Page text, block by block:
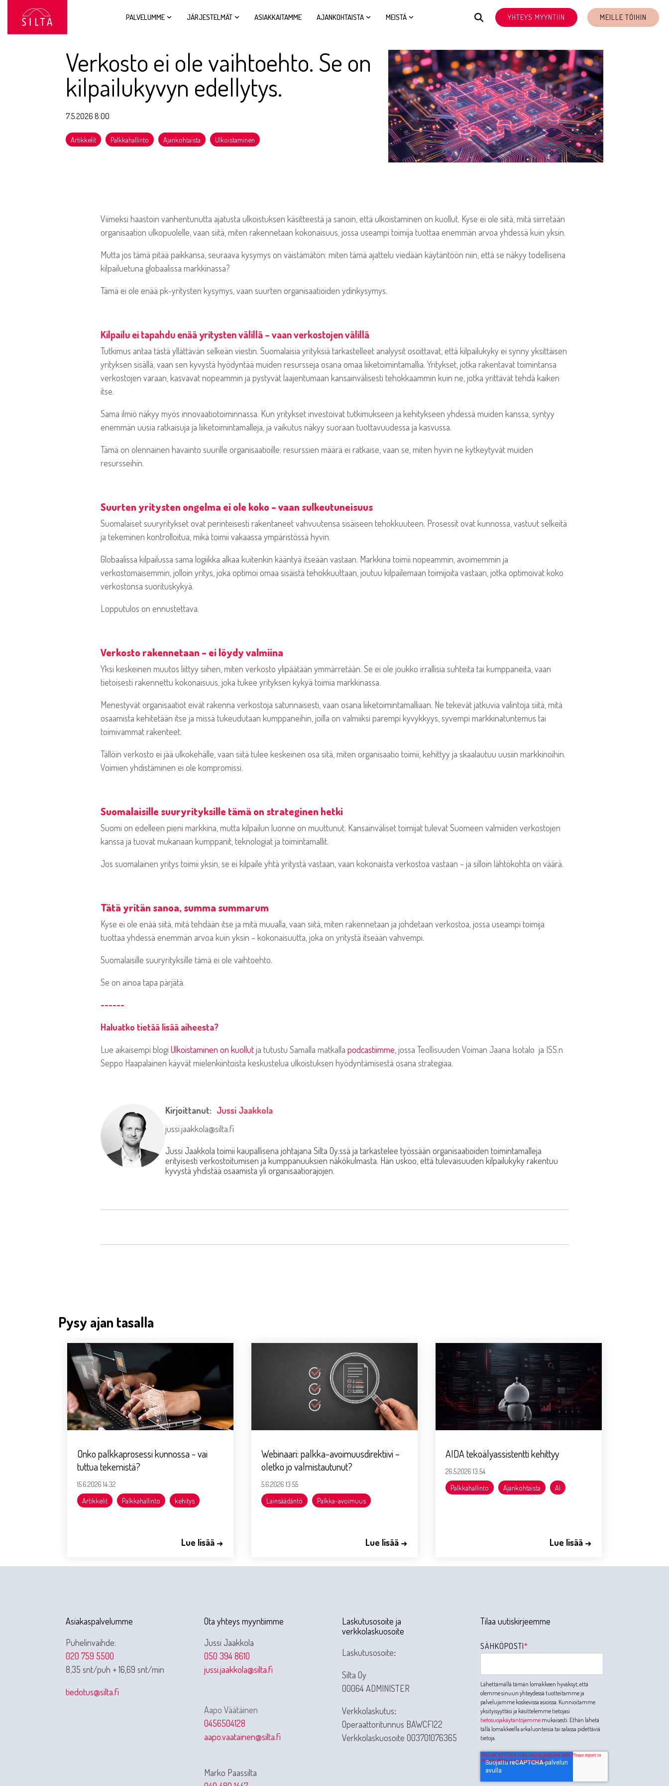
sisältöön.
PALVELUMME JÄRJESTELMÄT ASIAKKAITAMME AJANKOHTAISTA MEISTÄ YHTEYS MYYNTIIN MEILLE TÖIHIN
Verkosto ei ole vaihtoehto. Se on
kilpailukyvyn edellytys.
7.5.2026 8:00
Artikkelit Palkkahallinto Ajankohtaista Ulkoistaminen
Viimeksi haastoin vanhentunutta ajatusta ulkoistuksen käsitteestä ja sanoin, että ulkoistaminen on kuollut. Kyse ei ole siitä, mitä siirretään
organisaation ulkopuolelle, vaan siitä, miten rakennetaan kokonaisuus, jossa useampi toimija tuottaa enemmän arvoa yhdessä kuin yksin.
Mutta jos tämä pitää paikkansa, seuraava kysymys on väistämätön: miten tämä ajattelu viedään käytäntöön niin, että se näkyy todellisena
kilpailuetuna globaalissa markkinassa?
Tämä ei ole enää pk-yritysten kysymys, vaan suurten organisaatioiden ydinkysymys.
Kilpailu ei tapahdu enää yritysten välillä – vaan verkostojen välillä
Tutkimus antaa tästä yllättävän selkeän viestin. Suomalaisia yrityksiä tarkastelleet analyysit osoittavat, että kilpailukyky ei synny yksittäisen
yrityksen sisällä, vaan sen kyvystä hyödyntää muiden resursseja osana omaa liiketoimintamallia. Yritykset, jotka rakentavat toimintansa
verkostojen varaan, kasvavat nopeammin ja pystyvät laajentumaan kansainvälisesti tehokkaammin kuin ne, jotka yrittävät tehdä kaiken
itse.
Sama ilmiö näkyy myös innovaatiotoiminnassa. Kun yritykset investoivat tutkimukseen ja kehitykseen yhdessä muiden kanssa, syntyy
enemmän uusia ratkaisuja ja liiketoimintamalleja, ja vaikutus näkyy suoraan tuottavuudessa ja kasvussa.
Tämä on olennainen havainto suurille organisaatioille: resurssien määrä ei ratkaise, vaan se, miten hyvin ne kytkeytyvät muiden
resursseihin.
Suurten yritysten ongelma ei ole koko – vaan sulkeutuneisuus
Suomalaiset suuryritykset ovat perinteisesti rakentaneet vahvuutensa sisäiseen tehokkuuteen. Prosessit ovat kunnossa, vastuut selkeitä
ja tekeminen kontrolloitua, mikä toimii vakaassa ympäristössä hyvin.
Globaalissa kilpailussa sama logiikka alkaa kuitenkin kääntyä itseään vastaan. Markkina toimii nopeammin, avoimemmin ja
verkostomaisemmin, jolloin yritys, joka optimoi omaa sisäistä tehokkuuttaan, joutuu kilpailemaan toimijoita vastaan, jotka optimoivat koko
verkostonsa suorituskykyä.
Lopputulos on ennustettava.
Verkosto rakennetaan – ei löydy valmiina
Yksi keskeinen muutos liittyy siihen, miten verkosto ylipäätään ymmärretään. Se ei ole joukko irrallisia suhteita tai kumppaneita, vaan
tietoisesti rakennettu kokonaisuus, joka tukee yrityksen kykyä toimia markkinassa.
Menestyvät organisaatiot eivät rakenna verkostoja satunnaisesti, vaan osana liiketoimintamalliaan. Ne tekevät jatkuvia valintoja siitä, mitä
osaamista kehitetään itse ja missä tukeudutaan kumppaneihin, joilla on valmiiksi parempi kyvykkyys, syvempi markkinatuntemus tai
toimivammat rakenteet.
Tällöin verkosto ei jää ulkokehälle, vaan siitä tulee keskeinen osa sitä, miten organisaatio toimii, kehittyy ja skaalautuu uusiin markkinoihin.
Voimien yhdistäminen ei ole kompromissi.
Suomalaisille suuryrityksille tämä on strateginen hetki
Suomi on edelleen pieni markkina, mutta kilpailun luonne on muuttunut. Kansainväliset toimijat tulevat Suomeen valmiiden verkostojen
kanssa ja tuovat mukanaan kumppanit, teknologiat ja toimintamallit.
Jos suomalainen yritys toimii yksin, se ei kilpaile yhtä yritystä vastaan, vaan kokonaista verkostoa vastaan – ja silloin lähtökohta on väärä.
Tätä yritän sanoa, summa summarum
Kyse ei ole enää siitä, mitä tehdään itse ja mitä muualla, vaan siitä, miten rakennetaan ja johdetaan verkostoa, jossa useampi toimija
tuottaa yhdessä enemmän arvoa kuin yksin – kokonaisuutta, joka on yritystä itseään vahvempi.
Suomalaisille suuryrityksille tämä ei ole vaihtoehto.
Se on ainoa tapa pärjätä.
------
Haluatko tietää lisää aiheesta?
Lue aikaisempi blogi Ulkoistaminen on kuollutja tutustu Samalla matkalla podcastiimme, jossa Teollisuuden Voiman Jaana Isotalo ja ISS:n
Seppo Haapalainen käyvät mielenkiintoista keskustelua ulkoistuksen hyödyntämisestä osana strategiaa.
Kirjoittanut: Jussi Jaakkola
jussi.jaakkola@silta.fi
Jussi Jaakkola toimii kaupallisena johtajana Silta Oy:ssä ja tarkastelee työssään organisaatioiden toimintamalleja
erityisesti verkostoitumisen ja kumppanuuksien näkökulmasta. Hän uskoo, että tulevaisuuden kilpailukyky rakentuu
kyvystä yhdistää osaamista yli organisaatiorajojen.
Pysy ajan tasalla
Onko palkkaprosessi kunnossa - vai
tuttua tekemistä?
15.6.2026 14:32
Artikkelit Palkkahallinto kehitys
Lue lisää →
Webinaari: palkka-avoimuusdirektiivi –
oletko jo valmistautunut?
5.6.2026 13:55
Lainsäädäntö Palkka-avoimuus
Lue lisää →
AIDA tekoälyassistentti kehittyy
26.5.2026 13:54
Palkkahallinto Ajankohtaista AI
Lue lisää →
Asiakaspalvelumme
Puhelinvaihde:
020 759 5500
8,35 snt/puh + 16,69 snt/min
tiedotus@silta.fi
Ota yhteys myyntiimme
Jussi Jaakkola
050 394 8610
jussi.jaakkola@silta.fi
Aapo Väätäinen
0456504128
aapo.vaatainen@silta.fi
Marko Paassilta
Laskutusosoite ja
verkkolaskuosoite
Laskutusosoite:
Silta Oy
00064 ADMINISTER
Verkkolaskutus:
Operaattoritunnus BAWCFI22
Verkkolaskuosoite 003701076365
Tilaa uutiskirjeemme
SÄHKÖPOSTI*
Lähettämällä tämän lomakkeen hyväksyt, että
olemme sinuun yhteydessä tuotteitamme ja
palvelujamme koskevissa asioissa. Kunnioitamme
yksityisyyttäsi ja käsittelemme tietojasi
tietosuojakäytäntöjemmemukaisesti. Ethän lähetä
tällä lomakkeella arkaluonteisia tai salassa pidettäviä
tietoja.